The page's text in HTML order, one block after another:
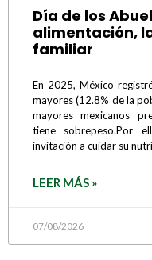
Día de los
alimentación,
familiar
En 2025, México
mayores (12.8% de la
mayores mexicanos
tiene sobrepeso.Por
invitación a cuidar su
LEER MÁS »
07/08/2026